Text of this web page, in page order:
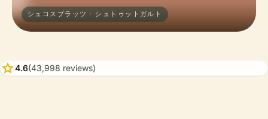
シュコスプラッツ · シュトゥットガルト
star4.6(43,998 reviews)